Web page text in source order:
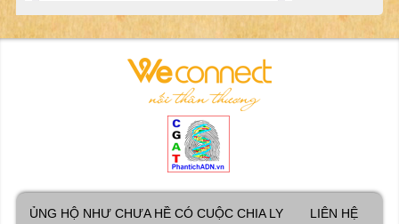
ỦNG HỘ NHƯ CHƯA HỀ CÓ CUỘC CHIA LY LIÊN HỆ